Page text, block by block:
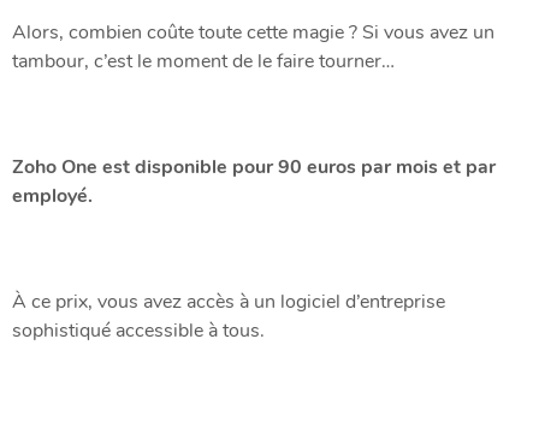
Alors, combien coûte toute cette magie ? Si vous avez un
tambour, c’est le moment de le faire tourner…
Zoho One est disponible pour 90 euros par mois et par
employé.
À ce prix, vous avez accès à un logiciel d’entreprise
sophistiqué accessible à tous.